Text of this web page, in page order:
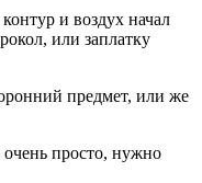
и воздух начал
или заплатку
предмет, или же
очень просто, нужно